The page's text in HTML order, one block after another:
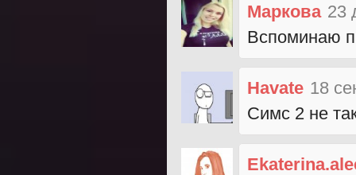
Маркова 23
Вспоминаю
Havate 18
Симс 2 не